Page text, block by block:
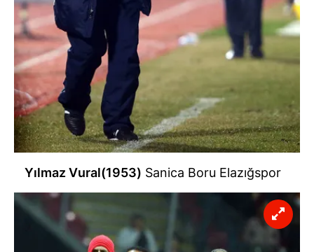
Yılmaz Vural(1953) Sanica Boru Elazığspor